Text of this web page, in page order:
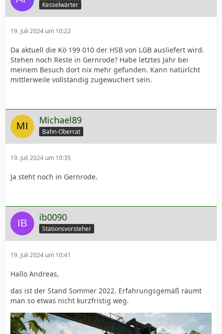
Kesselwärter
19. Juli 2024 um 10:22
Da aktuell die Kö 199 010 der HSB von LGB ausliefert wird.
Stehen noch Reste in Gernrode? Habe letztes Jahr bei
meinem Besuch dort nix mehr gefunden. Kann natürlcht
mittlerweile vollständig zugewuchert sein.
Michael89
Bahn-Oberrat
19. Juli 2024 um 10:35
Ja steht noch in Gernrode.
ib0090
Stationsvorsteher
19. Juli 2024 um 10:41
Hallo Andreas,
das ist der Stand Sommer 2022. Erfahrungsgemäß räumt
man so etwas nicht kurzfristig weg.